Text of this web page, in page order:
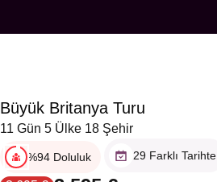
Büyük Britanya Turu
11 Gün 5 Ülke 18 Şehir
%94 Doluluk 29 Farklı Tarihte